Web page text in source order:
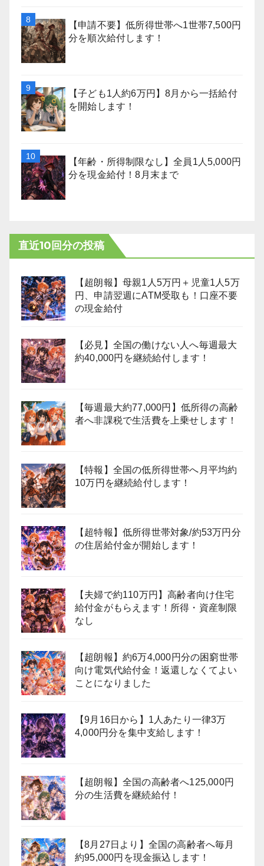
【申請不要】低所得世帯へ1世帯7,500円
分を順次給付します！
【子ども1人約6万円】8月から一括給付
を開始します！
【年齢・所得制限なし】全員1人5,000円
分を現金給付！8月末まで
直近10回分の投稿
【超朗報】母親1人5万円＋児童1人5万
円、申請翌週にATM受取も！口座不要
の現金給付
【必見】全国の働けない人へ毎週最大
約40,000円を継続給付します！
【毎週最大約77,000円】低所得の高齢
者へ非課税で生活費を上乗せします！
【特報】全国の低所得世帯へ月平均約
10万円を継続給付します！
【超特報】低所得世帯対象/約53万円分
の住居給付金が開始します！
【夫婦で約110万円】高齢者向け住宅
給付金がもらえます！所得・資産制限
なし
【超朗報】約6万4,000円分の困窮世帯
向け電気代給付金！返還しなくてよい
ことになりました
【9月16日から】1人あたり一律3万
4,000円分を集中支給します！
【超朗報】全国の高齢者へ125,000円
分の生活費を継続給付！
【8月27日より】全国の高齢者へ毎月
約95,000円を現金振込します！